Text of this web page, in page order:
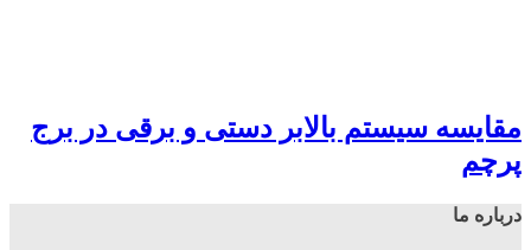
سیستم بالابر دستی و برقی در برج
ما